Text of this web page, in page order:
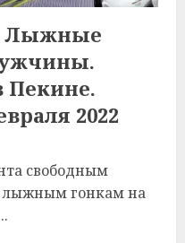
Лыжные
Пекине.
2022
свободным
лыжным гонкам на